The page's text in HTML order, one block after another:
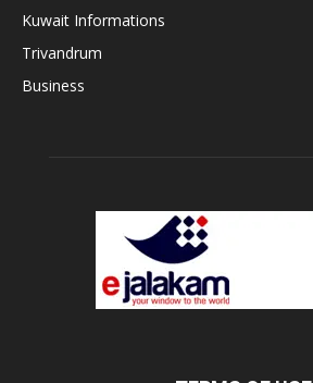
Kuwait Informations
Trivandrum
Business